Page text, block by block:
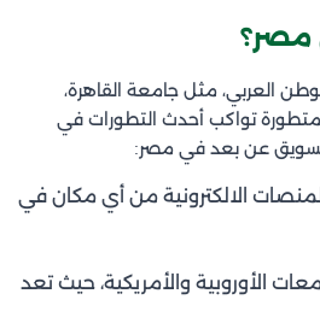
مصر؟
العربي، مثل جامعة القاهرة،
متطورة تواكب أحدث التطورات في
تسويق عن بعد في مصر:
الالكترونية من أي مكان في
الأوروبية والأمريكية، حيث تعد